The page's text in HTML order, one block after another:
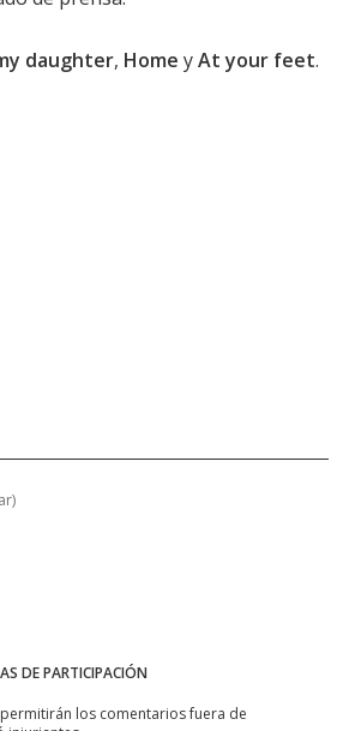
daughter, Home yAt your feet.
)
DE PARTICIPACIÓN
los comentarios fuera de